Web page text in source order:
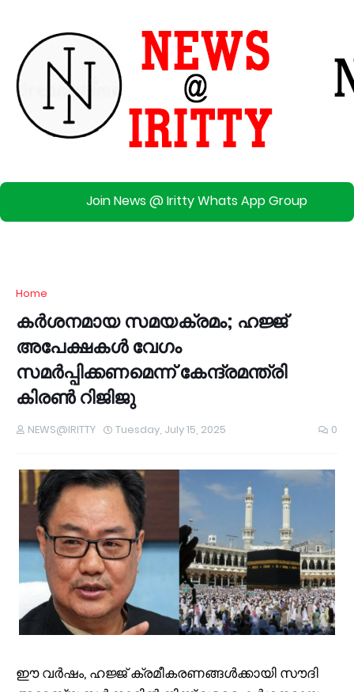
Join News @ Iritty Whats App Group
Home
കർശനമായ സമയക്രമം; ഹജ്ജ്
അപേക്ഷകൾ വേഗം
സമർപ്പിക്കണമെന്ന് കേന്ദ്രമന്ത്രി
കിരൺ റിജിജു
NEWS@IRITTY Tuesday, July 15, 2025 0
ഈ വർഷം, ഹജ്ജ് ക്രമീകരണങ്ങൾക്കായി സൗദി